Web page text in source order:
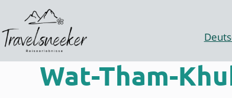
Inhalt
springen
Wat-Tham-